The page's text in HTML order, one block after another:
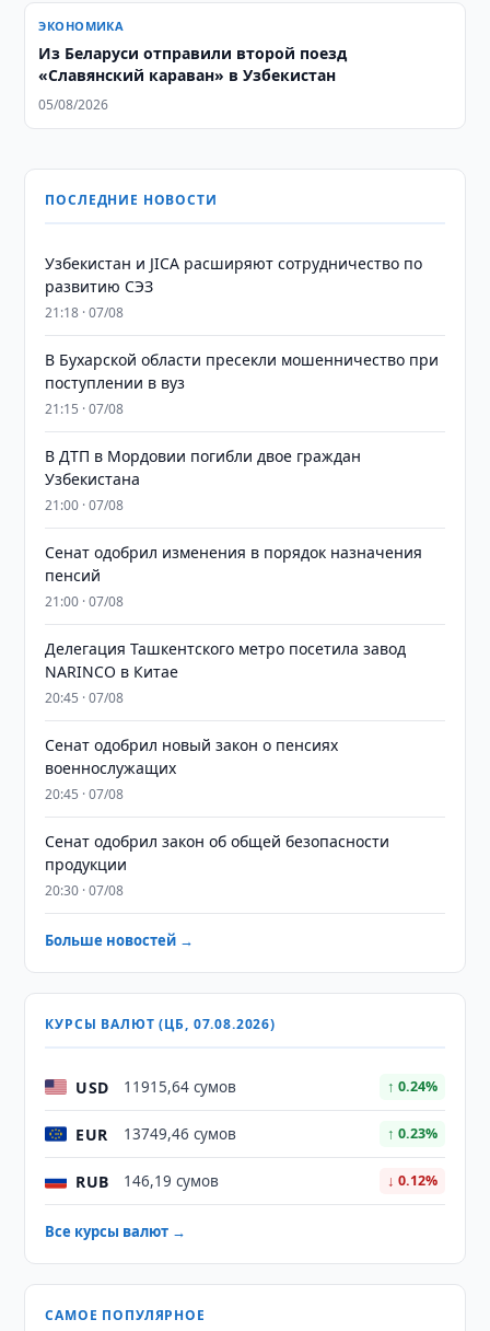
ЭКОНОМИКА
Из Беларуси отправили второй поезд
«Славянский караван» в Узбекистан
05/08/2026
ПОСЛЕДНИЕ НОВОСТИ
Узбекистан и JICA расширяют сотрудничество по
развитию СЭЗ
21:18 · 07/08
В Бухарской области пресекли мошенничество при
поступлении в вуз
21:15 · 07/08
В ДТП в Мордовии погибли двое граждан
Узбекистана
21:00 · 07/08
Сенат одобрил изменения в порядок назначения
пенсий
21:00 · 07/08
Делегация Ташкентского метро посетила завод
NARINCO в Китае
20:45 · 07/08
Сенат одобрил новый закон о пенсиях
военнослужащих
20:45 · 07/08
Сенат одобрил закон об общей безопасности
продукции
20:30 · 07/08
Больше новостей →
КУРСЫ ВАЛЮТ (ЦБ, 07.08.2026)
USD 11915,64 сумов ↑ 0.24%
EUR 13749,46 сумов ↑ 0.23%
RUB 146,19 сумов ↓ 0.12%
Все курсы валют →
САМОЕ ПОПУЛЯРНОЕ